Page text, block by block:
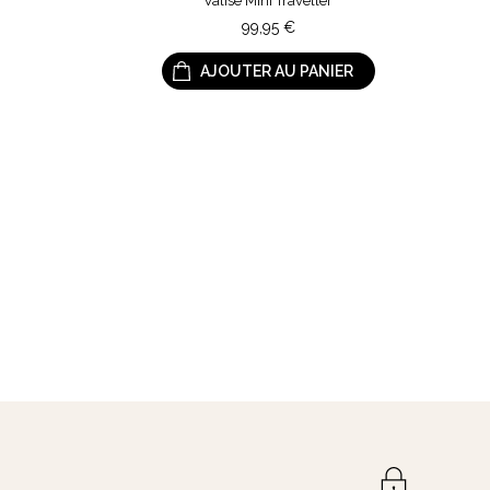
99,95 €
AJOUTER AU PANIER